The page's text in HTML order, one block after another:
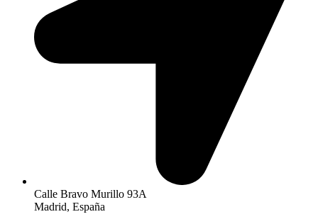
Calle Bravo Murillo 93A
Madrid, España